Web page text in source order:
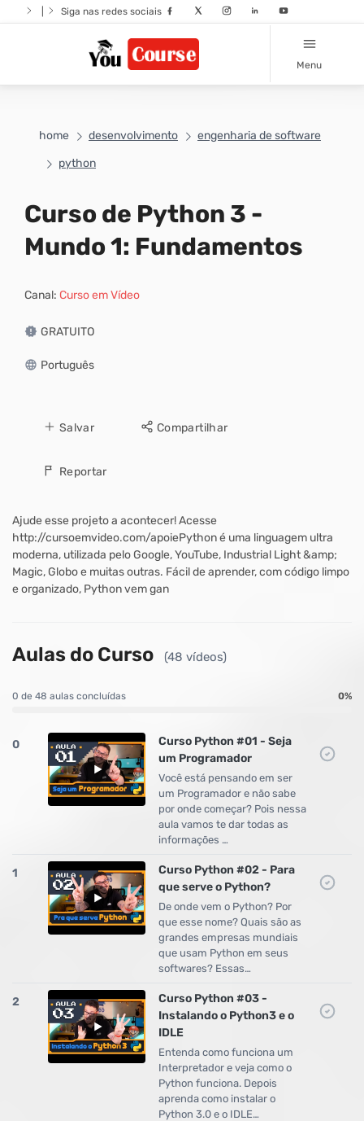
Siga nas redes sociais
Menu
home desenvolvimento
engenharia de software
python
Curso de Python 3 -
Mundo 1: Fundamentos
Canal: Curso em Vídeo
GRATUITO
Português
Salvar Compartilhar
Reportar
Ajude esse projeto a acontecer! Acesse
http://cursoemvideo.com/apoiePython é uma linguagem ultra
moderna, utilizada pelo Google, YouTube, Industrial Light &amp;
Magic, Globo e muitas outras. Fácil de aprender, com código limpo
e organizado, Python vem gan
Aulas do Curso (48 vídeos)
0 de 48 aulas concluídas 0%
0
Curso Python #01 - Seja
um Programador
Você está pensando em ser
um Programador e não sabe
por onde começar? Pois nessa
aula vamos te dar todas as
informações …
1
Curso Python #02 - Para
que serve o Python?
De onde vem o Python? Por
que esse nome? Quais são as
grandes empresas mundiais
que usam Python em seus
softwares? Essas…
2
Curso Python #03 -
Instalando o Python3 e o
IDLE
Entenda como funciona um
Interpretador e veja como o
Python funciona. Depois
aprenda como instalar o
Python 3.0 e o IDLE…